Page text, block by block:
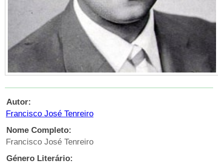
Autor:
Francisco José Tenreiro
Nome Completo:
Francisco José Tenreiro
Género Literário: